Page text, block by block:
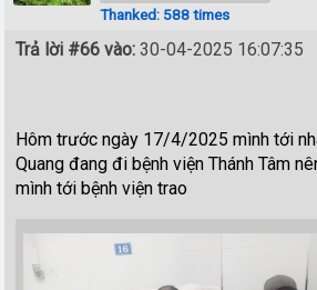
Thanked: 588 times
Trả lời #66 vào: 30-04-2025 16:07:35
Hôm trước ngày 17/4/2025 mình tới
Quang đang đi bệnh viện Thánh Tâm
mình tới bệnh viện trao